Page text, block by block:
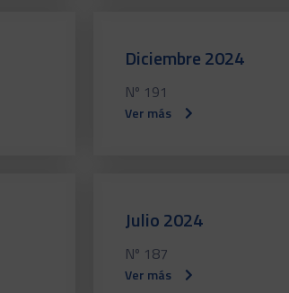
Diciembre 2024
Nº 191
Ver más
Julio 2024
Nº 187
Ver más